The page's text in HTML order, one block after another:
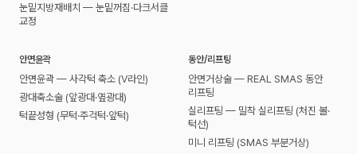
눈밑지방재배치 — 눈밑꺼짐·다크서클
교정
안면윤곽
안면윤곽 — 사각턱 축소 (V라인)
광대축소술 (앞광대·옆광대)
턱끝성형 (무턱·주걱턱·앞턱)
동안/리프팅
안면거상술 — REAL SMAS 동안
리프팅
실리프팅 — 밀착 실리프팅 (처진 볼·
턱선)
미니 리프팅 (SMAS 부분거상)